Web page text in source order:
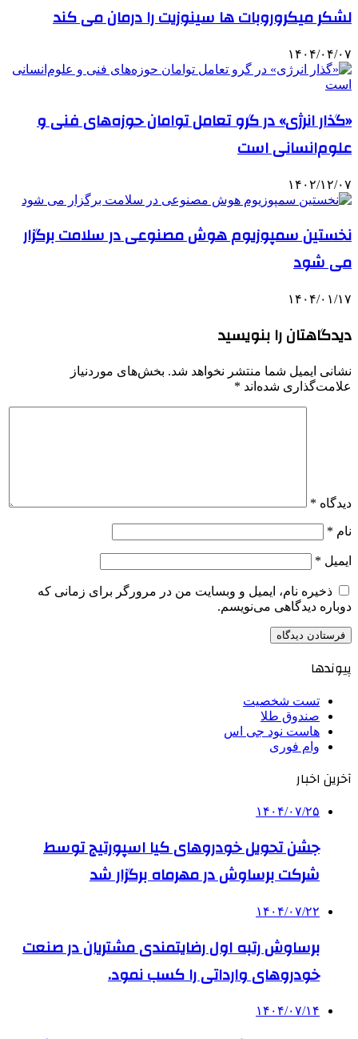
لشکر میکروروبات ها سینوزیت را درمان می کند
۱۴۰۴/۰۴/۰۷
«گذار انرژی» در گرو تعامل توامان حوزه‌های فنی و
علوم‌انسانی است
۱۴۰۲/۱۲/۰۷
نخستین سمپوزیوم هوش مصنوعی در سلامت برگزار
می شود
۱۴۰۴/۰۱/۱۷
دیدگاهتان را بنویسید
نشانی ایمیل شما منتشر نخواهد شد. بخش‌های موردنیاز
علامت‌گذاری شده‌اند *
دیدگاه *
نام *
ایمیل *
ذخیره نام، ایمیل و وبسایت من در مرورگر برای زمانی که
دوباره دیدگاهی می‌نویسم.
پیوندها
تست شخصیت
صندوق طلا
هاست نود جی اس
وام فوری
آخرین اخبار
۱۴۰۴/۰۷/۲۵
جشن تحویل خودروهای کیا اسپورتیج توسط
شرکت برساوش در مهرماه برگزار شد
۱۴۰۴/۰۷/۲۲
برساوش رتبه اول رضایتمندی مشتریان در صنعت
خودروهای وارداتی را کسب نمود.
۱۴۰۴/۰۷/۱۴